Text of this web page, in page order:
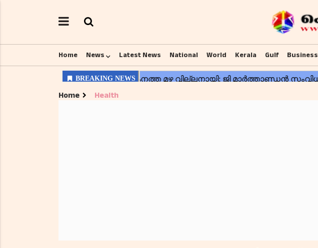
Home News Latest News National World Kerala Gulf Business
Home Health